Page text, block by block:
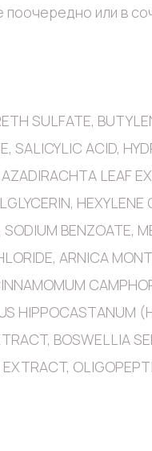
поочередно или в
SULFATE,
SALICYLIC ACID,
LEAF
BENZOATE,
ARNICA
HIPPOCASTANUM
BOSWELLIA